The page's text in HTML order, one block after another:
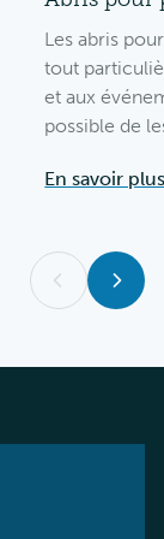
Les abris
tout
et aux
possible de
En savoir